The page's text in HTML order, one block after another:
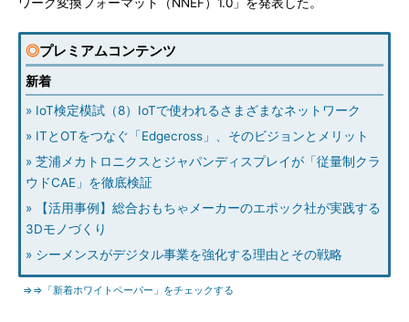
◎プレミアムコンテンツ
新着
» IoT検定模試（8）IoTで使われるさまざまなネットワーク
» ITとOTをつなぐ「Edgecross」、そのビジョンとメリット
» 芝浦メカトロニクスとジャパンディスプレイが「従量制クラ
ウドCAE」を徹底検証
» 【活用事例】総合おもちゃメーカーのエポック社が実践する
3Dモノづくり
» シーメンスがデジタル事業を強化する理由とその戦略
⇒⇒「新着ホワイトペーパー」をチェックする